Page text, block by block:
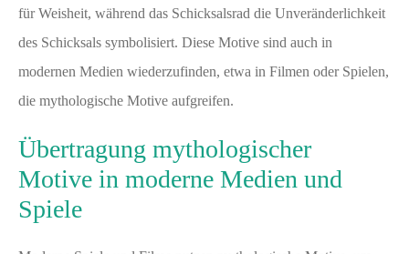
für Weisheit, während das Schicksalsrad die Unveränderlichkeit
des Schicksals symbolisiert. Diese Motive sind auch in
modernen Medien wiederzufinden, etwa in Filmen oder Spielen,
die mythologische Motive aufgreifen.
Übertragung mythologischer
Motive in moderne Medien und
Spiele